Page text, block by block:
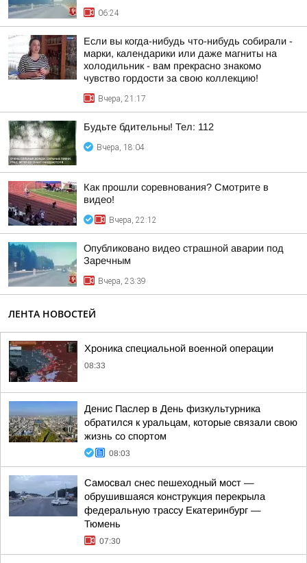
06:24
Если вы когда-нибудь что-нибудь собирали -
марки, календарики или даже магниты на
холодильник - вам прекрасно знакомо
чувство гордости за свою коллекцию!
Вчера, 21:17
Будьте бдительны! Тел: 112
Вчера, 18:04
Как прошли соревнования? Смотрите в
видео!
Вчера, 22:12
Опубликовано видео страшной аварии под
Заречным
Вчера, 23:39
ЛЕНТА НОВОСТЕЙ
Хроника специальной военной операции
08:33
Денис Паслер в День физкультурника
обратился к уральцам, которые связали свою
жизнь со спортом
08:03
Самосвал снес пешеходный мост —
обрушившаяся конструкция перекрыла
федеральную трассу Екатеринбург —
Тюмень
07:30